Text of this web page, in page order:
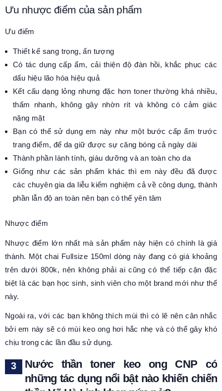
Ưu nhược điểm của sản phẩm
Ưu điểm
Thiết kế sang trọng, ấn tượng
Có tác dụng cấp ẩm, cải thiện độ đàn hồi, khắc phục các
dấu hiệu lão hóa hiệu quả
Kết cấu dạng lỏng nhưng đặc hơn toner thường khá nhiều,
thấm nhanh, không gây nhờn rít và không có cảm giác
nặng mặt
Bạn có thể sử dụng em này như một bước cấp ẩm trước
trang điểm, để da giữ được sự căng bóng cả ngày dài
Thành phần lành tính, giàu dưỡng và an toàn cho da
Giống như các sản phẩm khác thì em này đều đã được
các chuyên gia da liễu kiểm nghiệm cả về công dụng, thành
phần lẫn độ an toàn nên bạn có thể yên tâm
Nhược điểm
Nhược điểm lớn nhất mà sản phẩm này hiện có chính là giá
thành. Một chai Fullsize 150ml dòng này đang có giá khoảng
trên dưới 800k, nên không phải ai cũng có thể tiếp cận đặc
biệt là các bạn học sinh, sinh viên cho một brand mới như thế
này.
Ngoài ra, với các bạn không thích mùi thì có lẽ nên cân nhắc
bởi em này sẽ có mùi keo ong hơi hắc nhẹ và có thể gây khó
chịu trong các lần đầu sử dụng.
Nước thần toner keo ong CNP có
những tác dụng nổi bật nào khiến chiến